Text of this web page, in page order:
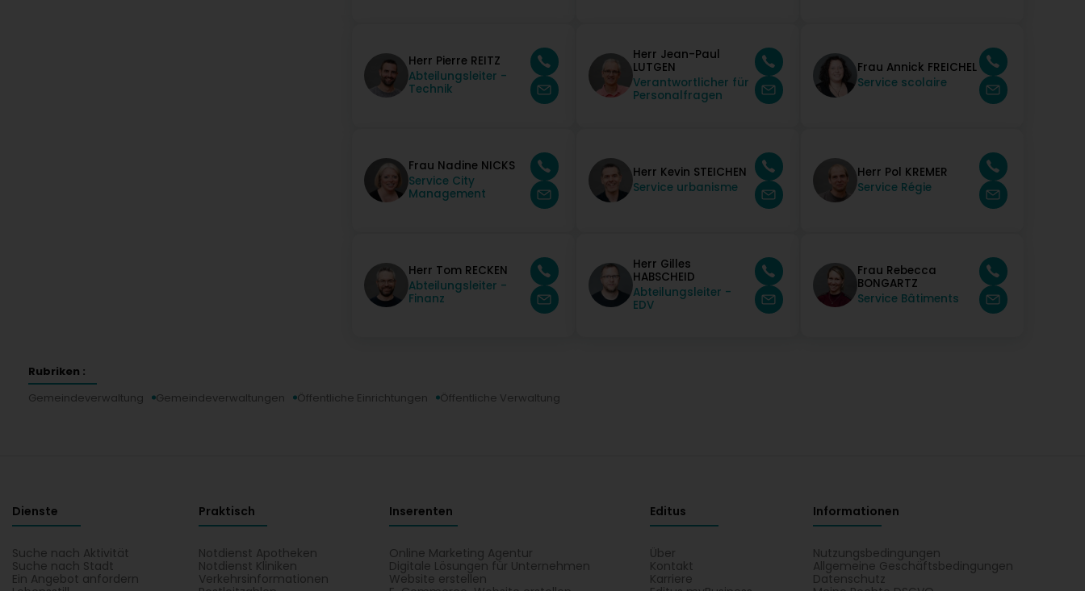
Herr Pierre REITZ
Abteilungsleiter -
Technik
Herr Jean-Paul
LUTGEN
Verantwortlicher für
Personalfragen
Frau Annick FREICHEL
Service scolaire
Frau Nadine NICKS
Service City
Management
Herr Kevin STEICHEN
Service urbanisme
Herr Pol KREMER
Service Régie
Herr Tom RECKEN
Abteilungsleiter -
Finanz
Herr Gilles
HABSCHEID
Abteilungsleiter -
EDV
Frau Rebecca
BONGARTZ
Service Bâtiments
Rubriken :
Gemeindeverwaltung
Gemeindeverwaltungen Öffentliche Einrichtungen Öffentliche Verwaltung
Dienste
Suche nach Aktivität
Suche nach Stadt
Ein Angebot anfordern
Praktisch
Notdienst Apotheken
Notdienst Kliniken
Verkehrsinformationen
Inserenten
Online Marketing Agentur
Digitale Lösungen für Unternehmen
Website erstellen
Editus
Über
Kontakt
Karriere
Informationen
Nutzungsbedingungen
Allgemeine Geschäftsbedingungen
Datenschutz